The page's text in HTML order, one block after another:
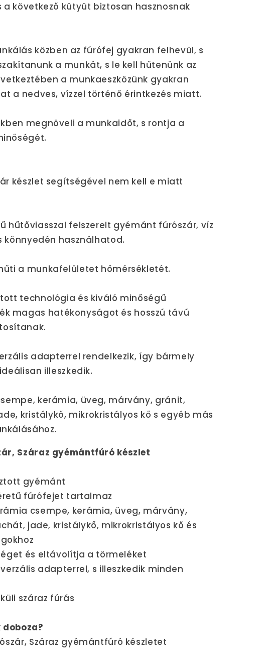
a következő kütyüt biztosan hasznosnak
közben az fúrófej gyakran felhevül, s
a munkát, s le kell hűtenünk az
a munkaeszközünk gyakran
a nedves, vízzel történő érintkezés miatt.
megnöveli a munkaidőt, s rontja a
készlet segítségével nem kell e miatt
hűtőviasszal felszerelt gyémánt fúrószár, víz
könnyedén használhatod.
a munkafelületet hőmérsékletét.
technológia és kiváló minőségű
magas hatékonyságot és hosszú távú
adapterrel rendelkezik, így bármely
illeszkedik.
kerámia, üveg, márvány, gránit,
kristálykő, mikrokristályos kő s egyéb más
Száraz gyémántfúró készlet
gyémánt
fúrófejet tartalmaz
csempe, kerámia, üveg, márvány,
jade, kristálykő, mikrokristályos kő és
és eltávolítja a törmeléket
adapterrel, s illeszkedik minden
száraz fúrás
Száraz gyémántfúró készletet